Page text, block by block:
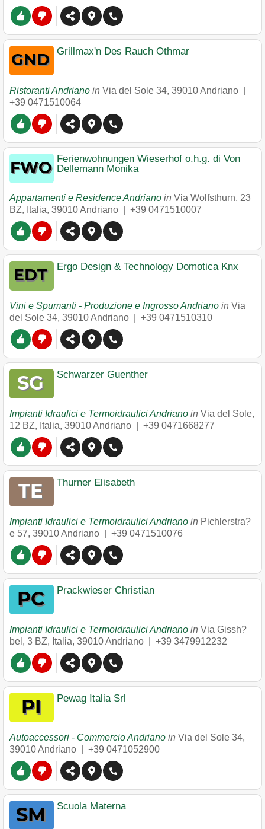
Grillmax'n Des Rauch Othmar
Ristoranti Andriano in Via del Sole 34, 39010Andriano
+39 0471510064
Ferienwohnungen Wieserhof o.h.g. di Von
Dellemann Monika
Appartamenti e Residence Andriano in Via Wolfsthurn, 23
BZ, Italia, 39010Andriano +39 0471510007
Ergo Design & Technology Domotica Knx
Vini e Spumanti - Produzione e Ingrosso Andriano in Via
del Sole 34, 39010Andriano +39 0471510310
Schwarzer Guenther
Impianti Idraulici e Termoidraulici Andriano in Via del Sole,
12 BZ, Italia, 39010Andriano +39 0471668277
Thurner Elisabeth
Impianti Idraulici e Termoidraulici Andriano in Pichlerstra?
e 57, 39010Andriano +39 0471510076
Prackwieser Christian
Impianti Idraulici e Termoidraulici Andriano in Via Gissh?
bel, 3 BZ, Italia, 39010Andriano +39 3479912232
Pewag Italia Srl
Autoaccessori - Commercio Andriano in Via del Sole 34,
39010Andriano +39 0471052900
Scuola Materna